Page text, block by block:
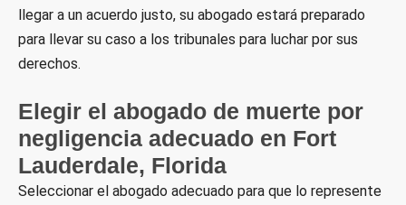
llegar a un acuerdo justo, su abogado estará preparado
para llevar su caso a los tribunales para luchar por sus
derechos.
Elegir el abogado de muerte por
negligencia adecuado en Fort
Lauderdale, Florida
Seleccionar el abogado adecuado para que lo represente